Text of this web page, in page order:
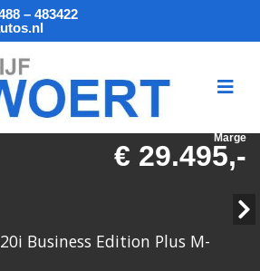
– 483422
Marge
€ 29.495,-
Business Edition Plus M-